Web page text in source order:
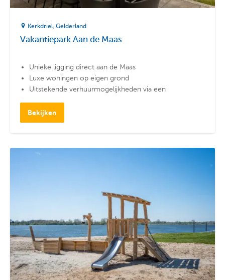
Kerkdriel Gelderland
Vakantiepark Aan de Maas
Unieke ligging direct aan de Maas
Luxe woningen op eigen grond
Uitstekende verhuurmogelijkheden via een
Bekijken